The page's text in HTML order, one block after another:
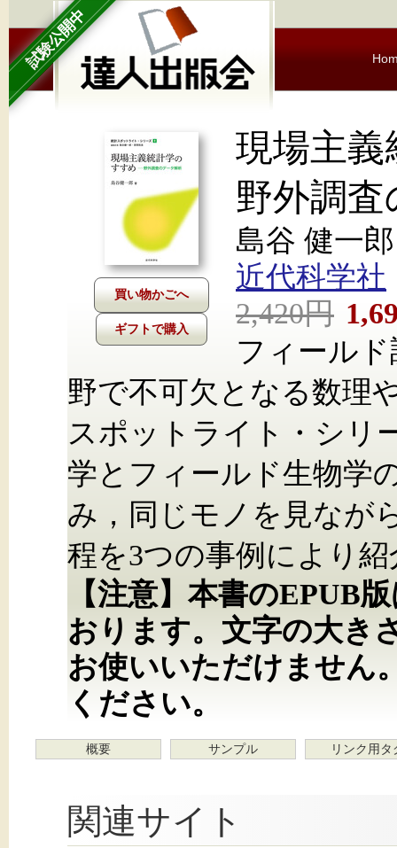
試験公開中
ギフトで購入
現場主
野外調
島谷 健一郎
近代科学社
2,420円
フィール
野で不可欠となる数理
スポットライト・シリ
学とフィールド生物学
み，同じモノを見なが
程を3つの事例により紹
【注意】本書のEPUB
おります。文字の大き
お使いいただけません
ください。
概要 サンプル リンク用タ
関連サイト